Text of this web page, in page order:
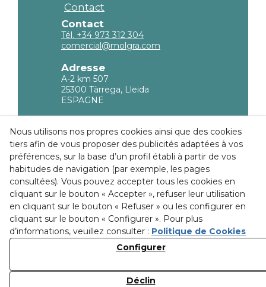
Contact
Contact
Tél. +34 973 312 304
comercial@molgra.com
Adresse
A-2 km 507
25300 Tàrrega, Lleida
ESPAGNE
Information légale
Politique de confidencialité
Politique sur les Cookies
Conditions d'achat
Ethical channel
Découvrez nos
Nous utilisons nos propres cookies ainsi que des cookies
tiers afin de vous proposer des publicités adaptées à vos
préférences, sur la base d’un profil établi à partir de vos
habitudes de navigation (par exemple, les pages
consultées). Vous pouvez accepter tous les cookies en
cliquant sur le bouton « Accepter », refuser leur utilisation
en cliquant sur le bouton « Refuser » ou les configurer en
cliquant sur le bouton « Configurer ». Pour plus
d’informations, veuillez consulter : Politique de Cookies
Configurer
Déclin